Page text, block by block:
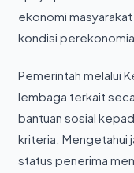
ekonomi
kondisi
Pemerintah melalui
lembaga terkait
bantuan sosial
kriteria. Mengetahui
status penerima